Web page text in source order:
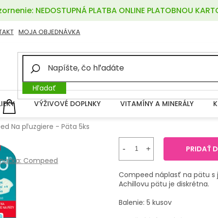
NEDOSTUPNÁ PLATBA ONLINE PLATOBNOU
MOJA OBJEDNÁVKA
Hľadať
NÁKUPNÝ
KOŠÍK
VÝŽIVOVÉ DOPLNKY VITAMÍNY A MINERÁLY
Na pľuzgiere - Päta 5ks
Compeed
PRIDAŤ
Compeed náplasť na pätu
Achillovu pätu je diskrétna.
Balenie: 5 kusov